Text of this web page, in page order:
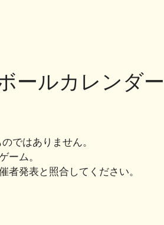
ールカレンダー
ではありません。
ーム。
発表と照合してください。